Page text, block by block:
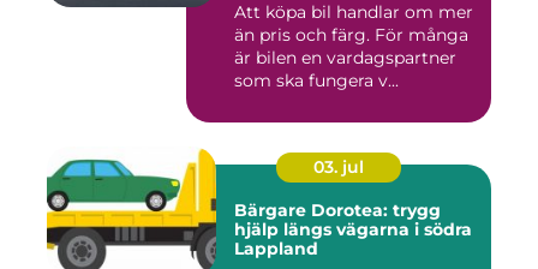
Att köpa bil handlar om mer
än pris och färg. För många
är bilen en vardagspartner
som ska fungera v...
03. jul
Bärgare Dorotea: trygg
hjälp längs vägarna i södra
Lappland